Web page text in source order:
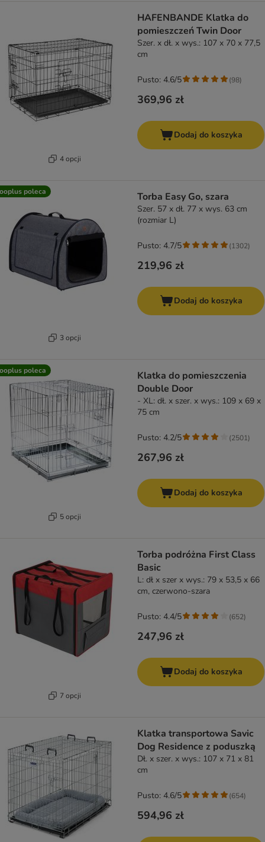
4 opcji
HAFENBANDE Klatka do
pomieszczeń Twin Door
Szer. x dł. x wys.: 107 x 70 x 77,5
cm
369,96 zł
Pusto: 4.6/5 (98)
Dodaj do koszyka
poleca
3 opcji
Torba Easy Go, szara
Szer. 57 x dł. 77 x wys. 63 cm
(rozmiar L)
219,96 zł
Pusto: 4.7/5 (1302)
Dodaj do koszyka
poleca
5 opcji
Klatka do pomieszczenia
Double Door
- XL: dł. x szer. x wys.: 109 x 69 x
75 cm
267,96 zł
Pusto: 4.2/5 (2501)
Dodaj do koszyka
7 opcji
Torba podróżna First Class
Basic
L: dł x szer x wys.: 79 x 53,5 x 66
cm, czerwono-szara
247,96 zł
Pusto: 4.4/5 (652)
Dodaj do koszyka
Klatka transportowa Savic
Dog Residence z poduszką
Dł. x szer. x wys.: 107 x 71 x 81
cm
594,96 zł
Pusto: 4.6/5 (654)